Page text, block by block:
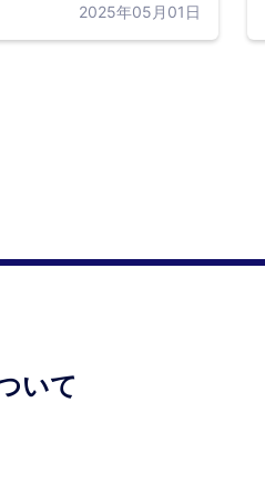
2025年05月01日
いて